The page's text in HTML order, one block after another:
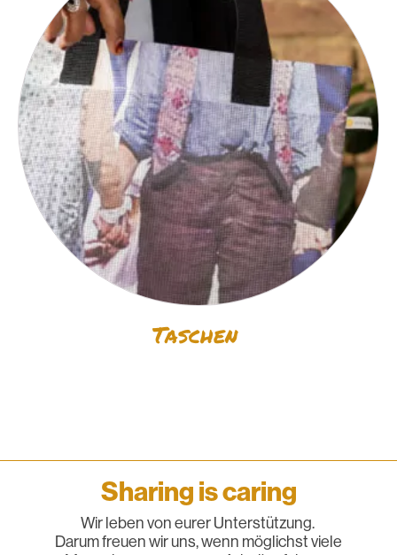
Taschen
Sharing is caring
Wir leben von eurer Unterstützung.
Darum freuen wir uns, wenn möglichst viele